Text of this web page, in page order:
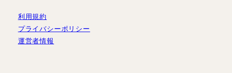
利用規約
プライバシーポリシー
運営者情報